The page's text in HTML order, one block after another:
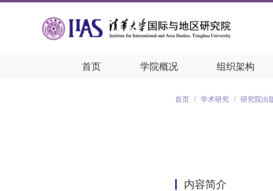
首页 学院概况 组织架构
首页 / 学术研究 / 研究院出
内容简介